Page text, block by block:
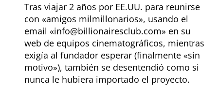
Tras viajar 2 años por EE.UU. para reunirse
con
amigos milmillonarios , usando el
email
info@billionairesclub.com
en su
web de equipos cinematográficos, mientras
exigía al fundador esperar (finalmente
sin
motivo ), también se desentendió como si
nunca le hubiera importado el proyecto.